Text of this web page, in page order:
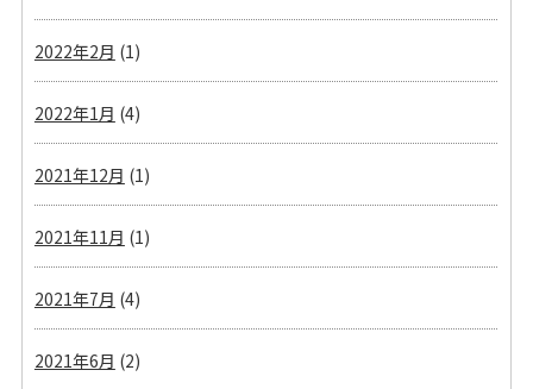
2022年2月 (1)
2022年1月 (4)
2021年12月 (1)
2021年11月 (1)
2021年7月 (4)
2021年6月 (2)